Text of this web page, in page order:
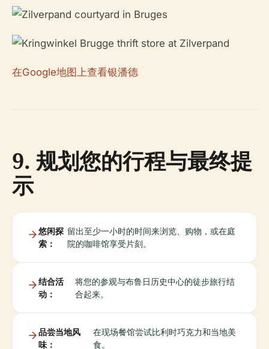
在Google地图上查看银潘德
9. 规划您的行程与最终提
示
悠闲探
索：
留出至少一小时的时间来浏览、购物，或在庭
院的咖啡馆享受片刻。
结合活
动：
将您的参观与布鲁日历史中心的徒步旅行结
合起来。
品尝当地风
味：
在现场餐馆尝试比利时巧克力和当地美
食。